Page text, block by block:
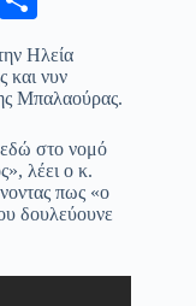
οι
ρ
α
στ
εί
τε
Ηλεία
και νυν
Μπαλαούρας.
στο νομό
λέει ο κ.
πως «ο
δουλεύουνε